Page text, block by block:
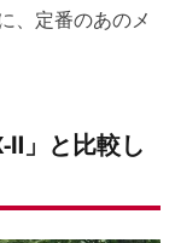
、定番のあのメ
」と比較し